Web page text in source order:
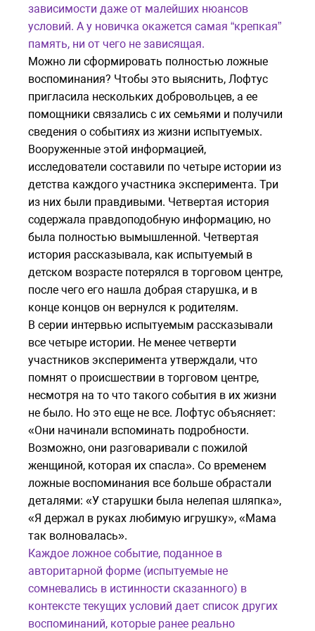
зависимости даже от малейших нюансов
условий. А у новичка окажется самая “крепкая”
память, ни от чего не зависящая.
Можно ли сформировать полностью ложные
воспоминания? Чтобы это выяснить, Лофтус
пригласила нескольких добровольцев, а ее
помощники связались с их семьями и получили
сведения о событиях из жизни испытуемых.
Вооруженные этой информацией,
исследователи составили по четыре истории из
детства каждого участника эксперимента. Три
из них были правдивыми. Четвертая история
содержала правдоподобную информацию, но
была полностью вымышленной. Четвертая
история рассказывала, как испытуемый в
детском возрасте потерялся в торговом центре,
после чего его нашла добрая старушка, и в
конце концов он вернулся к родителям.
В серии интервью испытуемым рассказывали
все четыре истории. Не менее четверти
участников эксперимента утверждали, что
помнят о происшествии в торговом центре,
несмотря на то что такого события в их жизни
не было. Но это еще не все. Лофтус объясняет:
«Они начинали вспоминать подробности.
Возможно, они разговаривали с пожилой
женщиной, которая их спасла». Со временем
ложные воспоминания все больше обрастали
деталями: «У старушки была нелепая шляпка»,
«Я держал в руках любимую игрушку», «Мама
так волновалась».
Каждое ложное событие, поданное в
авторитарной форме (испытуемые не
сомневались в истинности сказанного) в
контексте текущих условий дает список других
воспоминаний, которые ранее реально